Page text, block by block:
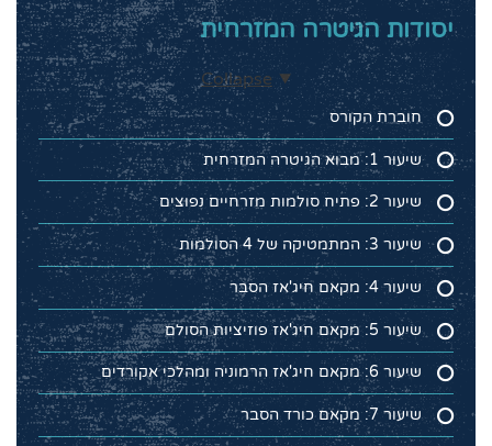
יסודות הגיטרה המזרחית
Collapse
חוברת הקורס
שיעור 1: מבוא הגיטרה המזרחית
שיעור 2: פתיח סולמות מזרחיים נפוצים
שיעור 3: המתמטיקה של 4 הסולמות
שיעור 4: מקאם חיג'אז הסבר
שיעור 5: מקאם חיג'אז פוזיציות הסולם
שיעור 6: מקאם חיג'אז הרמוניה ומהלכי אקורדים
שיעור 7: מקאם כורד הסבר